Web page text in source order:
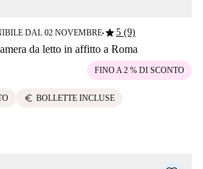
DAL 02 NOVEMBRE■star5 (9)
da letto in affitto a Roma
FINO A 2 % DI SCONTO
euro BOLLETTE INCLUSE